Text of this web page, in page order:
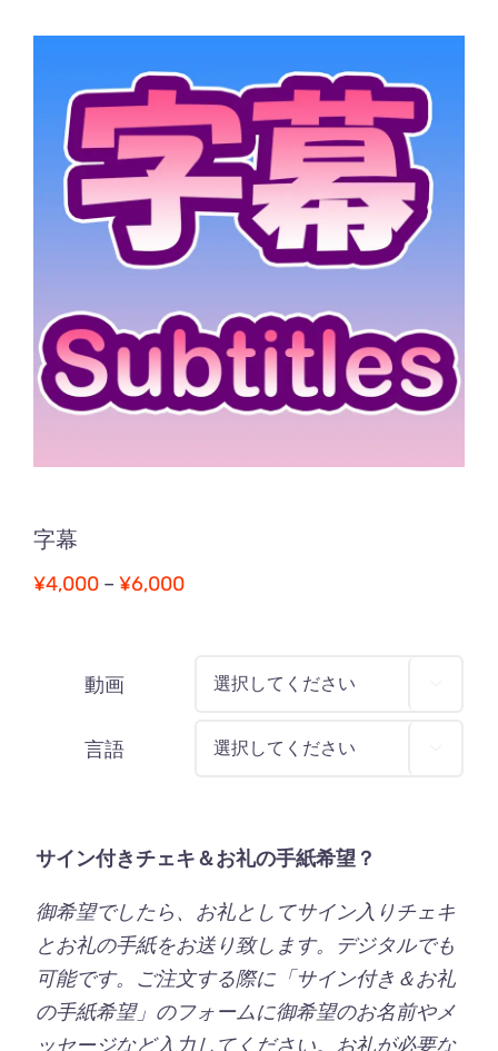
字幕
¥4,000 – ¥6,000価
¥4,000
¥6,000
動画
言語
サイン付きチェキ＆お礼の手紙希望？
御希望でしたら、お礼としてサイン入りチェキ
とお礼の手紙をお送り致します。デジタルでも
可能です。ご注文する際に「サイン付き＆お礼
の手紙希望」のフォームに御希望のお名前やメ
ッセージなど入力してください。お礼が必要な